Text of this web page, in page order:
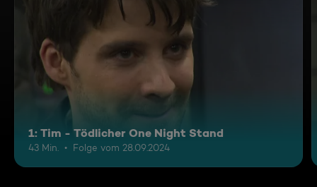
1: Tim - Tödlicher One Night Stand
43 Min. Folge vom 28.09.2024